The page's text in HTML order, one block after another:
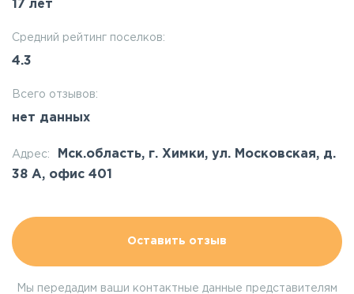
17 лет
Средний рейтинг поселков:
4.3
Всего отзывов:
нет данных
Адрес:
Мск.область, г. Химки, ул. Московская, д.
38 А, офис 401
Оставить отзыв
Мы передадим ваши контактные данные представителям